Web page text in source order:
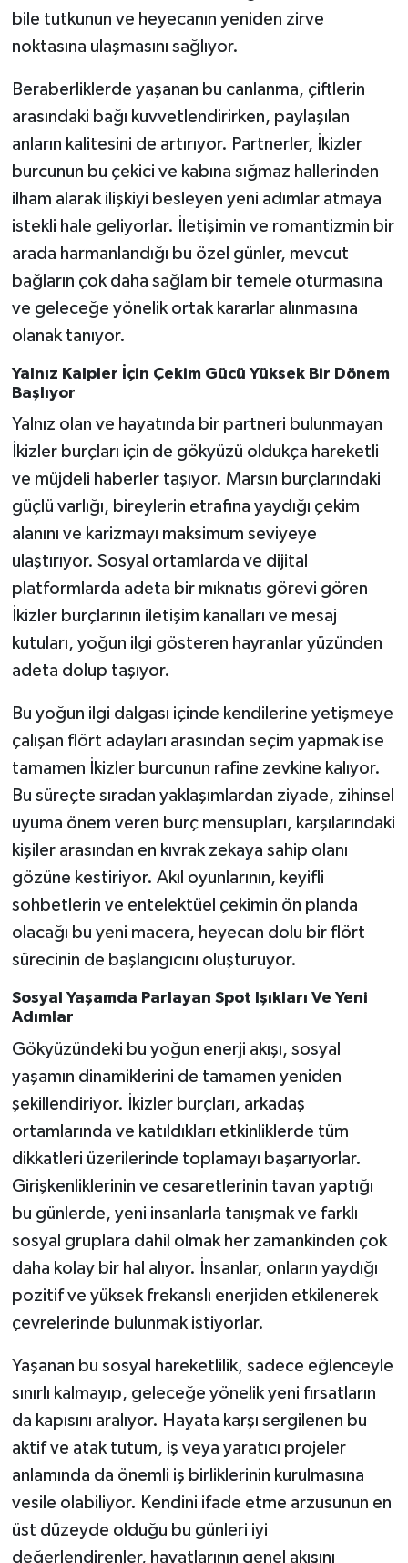
bile tutkunun ve heyecanın yeniden zirve
noktasına ulaşmasını sağlıyor.
Beraberliklerde yaşanan bu canlanma, çiftlerin
arasındaki bağı kuvvetlendirirken, paylaşılan
anların kalitesini de artırıyor. Partnerler, İkizler
burcunun bu çekici ve kabına sığmaz hallerinden
ilham alarak ilişkiyi besleyen yeni adımlar atmaya
istekli hale geliyorlar. İletişimin ve romantizmin bir
arada harmanlandığı bu özel günler, mevcut
bağların çok daha sağlam bir temele oturmasına
ve geleceğe yönelik ortak kararlar alınmasına
olanak tanıyor.
Yalnız Kalpler İçin Çekim Gücü Yüksek Bir Dönem
Başlıyor
Yalnız olan ve hayatında bir partneri bulunmayan
İkizler burçları için de gökyüzü oldukça hareketli
ve müjdeli haberler taşıyor. Marsın burçlarındaki
güçlü varlığı, bireylerin etrafına yaydığı çekim
alanını ve karizmayı maksimum seviyeye
ulaştırıyor. Sosyal ortamlarda ve dijital
platformlarda adeta bir mıknatıs görevi gören
İkizler burçlarının iletişim kanalları ve mesaj
kutuları, yoğun ilgi gösteren hayranlar yüzünden
adeta dolup taşıyor.
Bu yoğun ilgi dalgası içinde kendilerine yetişmeye
çalışan flört adayları arasından seçim yapmak ise
tamamen İkizler burcunun rafine zevkine kalıyor.
Bu süreçte sıradan yaklaşımlardan ziyade, zihinsel
uyuma önem veren burç mensupları, karşılarındaki
kişiler arasından en kıvrak zekaya sahip olanı
gözüne kestiriyor. Akıl oyunlarının, keyifli
sohbetlerin ve entelektüel çekimin ön planda
olacağı bu yeni macera, heyecan dolu bir flört
sürecinin de başlangıcını oluşturuyor.
Sosyal Yaşamda Parlayan Spot Işıkları Ve Yeni
Adımlar
Gökyüzündeki bu yoğun enerji akışı, sosyal
yaşamın dinamiklerini de tamamen yeniden
şekillendiriyor. İkizler burçları, arkadaş
ortamlarında ve katıldıkları etkinliklerde tüm
dikkatleri üzerilerinde toplamayı başarıyorlar.
Girişkenliklerinin ve cesaretlerinin tavan yaptığı
bu günlerde, yeni insanlarla tanışmak ve farklı
sosyal gruplara dahil olmak her zamankinden çok
daha kolay bir hal alıyor. İnsanlar, onların yaydığı
pozitif ve yüksek frekanslı enerjiden etkilenerek
çevrelerinde bulunmak istiyorlar.
Yaşanan bu sosyal hareketlilik, sadece eğlenceyle
sınırlı kalmayıp, geleceğe yönelik yeni fırsatların
da kapısını aralıyor. Hayata karşı sergilenen bu
aktif ve atak tutum, iş veya yaratıcı projeler
anlamında da önemli iş birliklerinin kurulmasına
vesile olabiliyor. Kendini ifade etme arzusunun en
üst düzeyde olduğu bu günleri iyi
değerlendirenler, hayatlarının genel akışını